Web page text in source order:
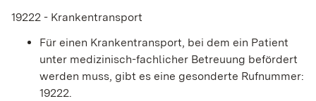
19222 - Krankentransport
Für einen Krankentransport, bei dem ein Patient
unter medizinisch-fachlicher Betreuung befördert
werden muss, gibt es eine gesonderte Rufnummer:
19222.